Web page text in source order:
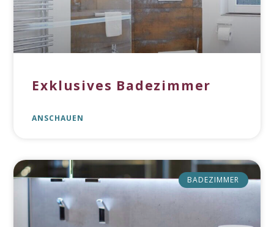
Exklusives Badezimmer
ANSCHAUEN
BADEZIMMER